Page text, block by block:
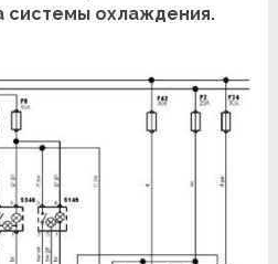
системы охлаждения.